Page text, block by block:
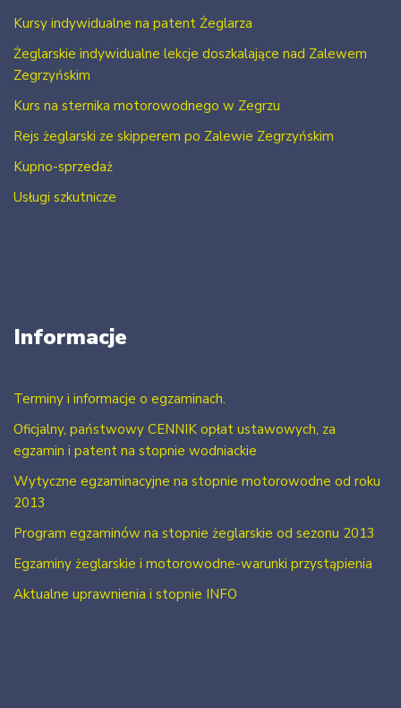
Kursy indywidualne na patent Żeglarza
Żeglarskie indywidualne lekcje doszkalające nad Zalewem
Zegrzyńskim
Kurs na sternika motorowodnego w Zegrzu
Rejs żeglarski ze skipperem po Zalewie Zegrzyńskim
Kupno-sprzedaż
Usługi szkutnicze
Informacje
Terminy i informacje o egzaminach.
Oficjalny, państwowy CENNIK opłat ustawowych, za
egzamin i patent na stopnie wodniackie
Wytyczne egzaminacyjne na stopnie motorowodne od roku
2013
Program egzaminów na stopnie żeglarskie od sezonu 2013
Egzaminy żeglarskie i motorowodne-warunki przystąpienia
Aktualne uprawnienia i stopnie INFO